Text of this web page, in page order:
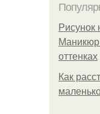
Рисунок
оттенках
Как